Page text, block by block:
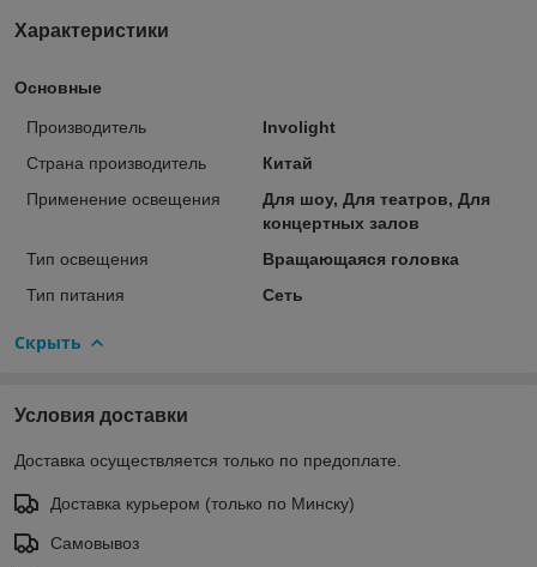
Характеристики
Основные
Производитель
Involight
Страна производитель
Китай
Применение освещения
Для шоу, Для театров, Для
концертных залов
Тип освещения
Вращающаяся головка
Тип питания
Сеть
Скрыть
Условия доставки
Доставка осуществляется только по предоплате.
Доставка курьером (только по Минску)
Самовывоз